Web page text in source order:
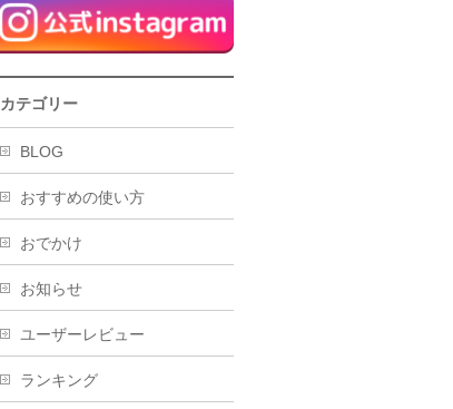
カテゴリー
BLOG
おすすめの使い方
おでかけ
お知らせ
ユーザーレビュー
ランキング